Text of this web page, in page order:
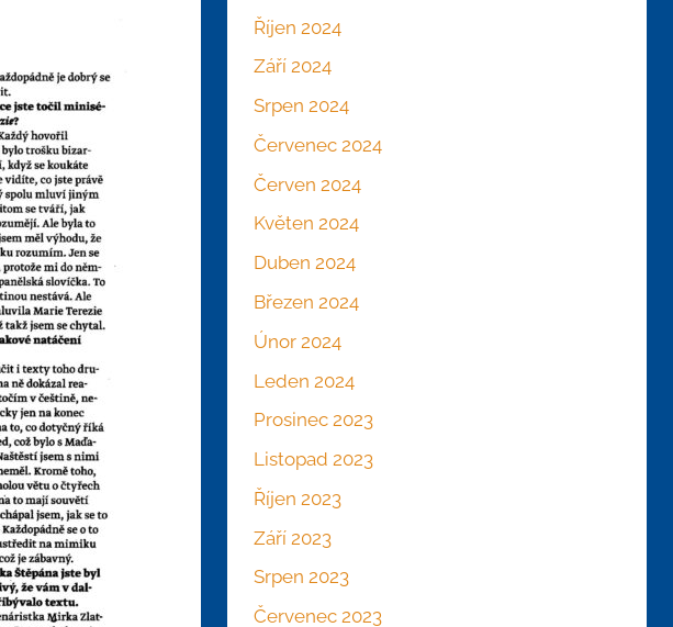
Říjen 2024
Září 2024
Srpen 2024
Červenec 2024
Červen 2024
Květen 2024
Duben 2024
Březen 2024
Únor 2024
Leden 2024
Prosinec 2023
Listopad 2023
Říjen 2023
Září 2023
Srpen 2023
Červenec 2023